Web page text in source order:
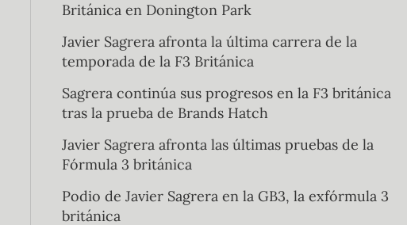
Británica en Donington Park
Javier Sagrera afronta la última carrera de la
temporada de la F3 Británica
Sagrera continúa sus progresos en la F3 británica
tras la prueba de Brands Hatch
Javier Sagrera afronta las últimas pruebas de la
Fórmula 3 británica
Podio de Javier Sagrera en la GB3, la exfórmula 3
británica